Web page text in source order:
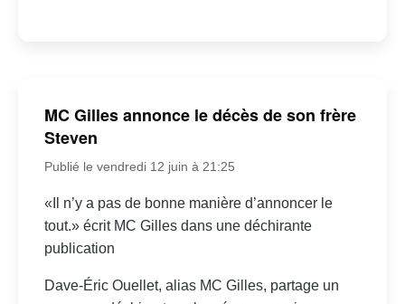
MC Gilles annonce le décès de son frère
Steven
Publié le vendredi 12 juin à 21:25
«Il n’y a pas de bonne manière d’annoncer le
tout.» écrit MC Gilles dans une déchirante
publication
Dave-Éric Ouellet, alias MC Gilles, partage un